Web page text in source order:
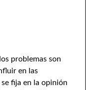
problemas son
en las
fija en la opinión